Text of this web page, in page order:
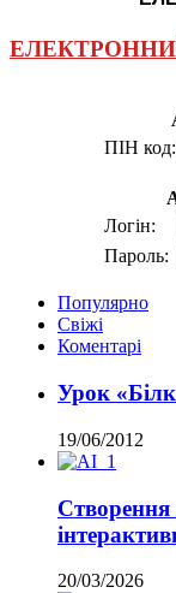
ПІН код:
Логін:
Пароль:
Популярно
Свіжі
Коментарі
Урок
19/06/2012
Створення
20/03/2026